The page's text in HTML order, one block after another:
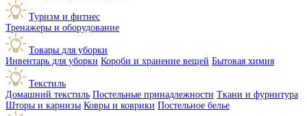
Туризм и фитнес
Тренажеры и оборудование
Товары для уборки
Инвентарь для уборки Короби и хранение вещей Бытовая химия
Текстиль
Домашний текстиль Постельные принадлежности Ткани и фурнитура
Шторы и карнизы Ковры и коврики Постельное белье